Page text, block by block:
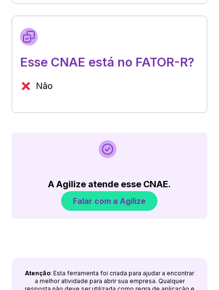
Esse CNAE está no FATOR-R?
Não
A Agilize atende esse CNAE.
Falar com a Agilize
Atenção: Esta ferramenta foi criada para ajudar a encontrar
a melhor atividade para abrir sua empresa. Qualquer